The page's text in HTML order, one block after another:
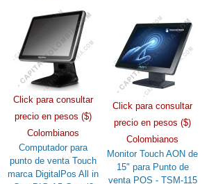
Click para consultar
precio en pesos ($)
Colombianos
Computador para
punto de venta Touch
marca DigitalPos All in
Click para consultar
precio en pesos ($)
Colombianos
Monitor Touch AON de
15" para Punto de
venta POS - TSM-115